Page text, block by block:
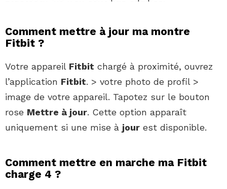
Comment mettre à jour ma montre
Fitbit ?
Votre appareil Fitbit chargé à proximité, ouvrez
l’application Fitbit. > votre photo de profil >
image de votre appareil. Tapotez sur le bouton
rose Mettre à jour. Cette option apparaît
uniquement si une mise à jour est disponible.
Comment mettre en marche ma Fitbit
charge 4 ?